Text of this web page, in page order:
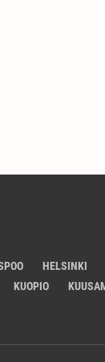
HELSINKI
KUOPIO